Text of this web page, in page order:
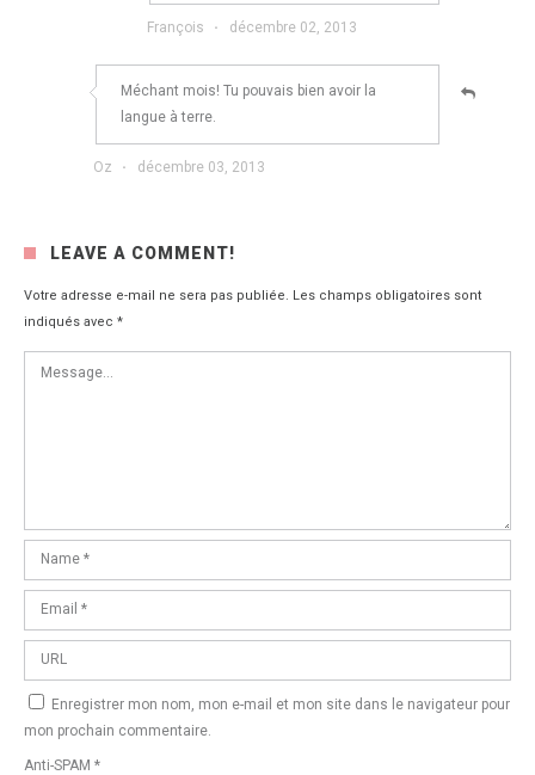
François · décembre 02, 2013
Méchant mois! Tu pouvais bien avoir la
langue à terre.
Oz · décembre 03, 2013
LEAVE A COMMENT!
Votre adresse e-mail ne sera pas publiée. Les champs obligatoires sont
indiqués avec *
Enregistrer mon nom, mon e-mail et mon site dans le navigateur pour
mon prochain commentaire.
Anti-SPAM *